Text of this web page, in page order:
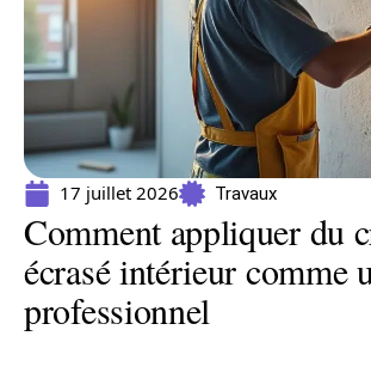
17 juillet 2026 Travaux
Comment appliquer du
écrasé intérieur comme
professionnel